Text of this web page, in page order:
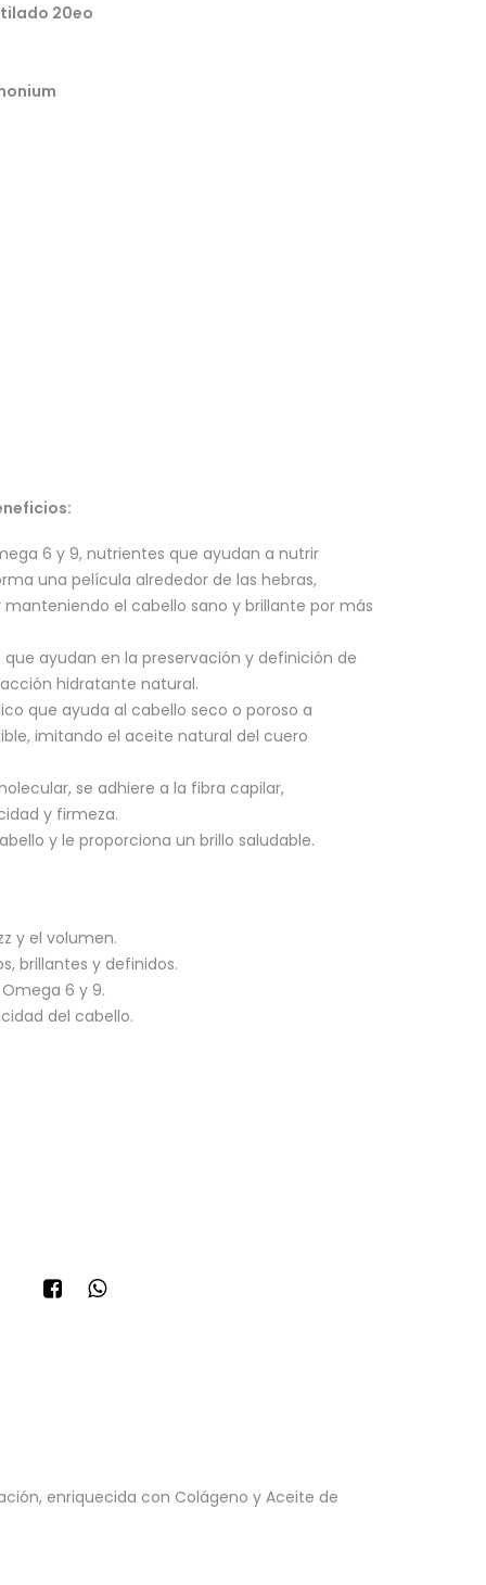
20eo
6 y 9, nutrientes que ayudan a nutrir
una película alrededor de las hebras,
el cabello sano y brillante por más
que ayudan en la preservación y definición de
hidratante natural.
que ayuda al cabello seco o poroso a
imitando el aceite natural del cuero
se adhiere a la fibra capilar,
y firmeza.
y le proporciona un brillo saludable.
y el volumen.
brillantes y definidos.
6 y 9.
del cabello.
enriquecida con Colágeno y Aceite de